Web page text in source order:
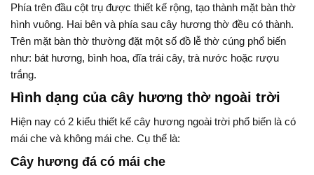
Phía trên đầu cột trụ được thiết kế rộng, tạo thành mặt bàn thờ
hình vuông. Hai bên và phía sau cây hương thờ đều có thành.
Trên mặt bàn thờ thường đặt một số đồ lễ thờ cúng phổ biến
như: bát hương, bình hoa, đĩa trái cây, trà nước hoặc rượu
trắng.
Hình dạng của cây hương thờ ngoài trời
Hiện nay có 2 kiểu thiết kế cây hương ngoài trời phổ biến là có
mái che và không mái che. Cụ thể là:
Cây hương đá có mái che